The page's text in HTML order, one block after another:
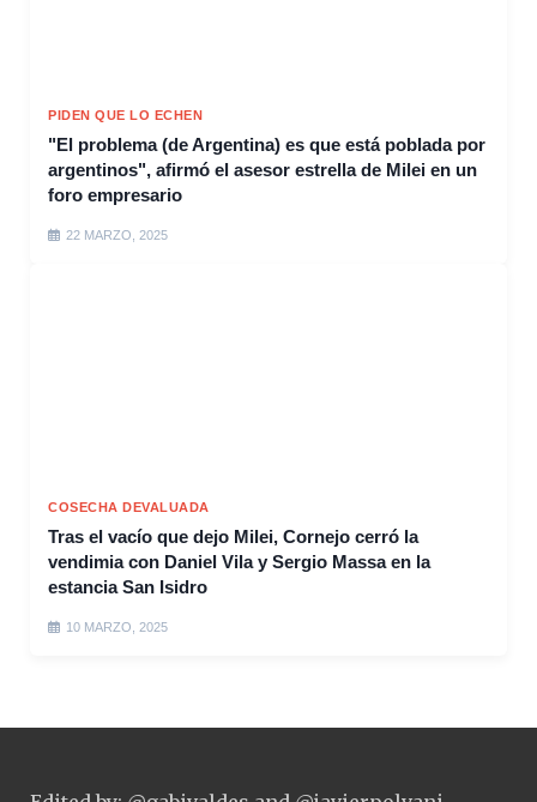
PIDEN QUE LO ECHEN
"El problema (de Argentina) es que está poblada por
argentinos", afirmó el asesor estrella de Milei en un
foro empresario
22 MARZO, 2025
COSECHA DEVALUADA
Tras el vacío que dejo Milei, Cornejo cerró la
vendimia con Daniel Vila y Sergio Massa en la
estancia San Isidro
10 MARZO, 2025